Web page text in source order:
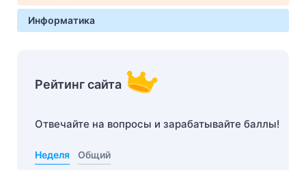
Информатика
Рейтинг сайта
Отвечайте на вопросы и зарабатывайте баллы!
Неделя Общий